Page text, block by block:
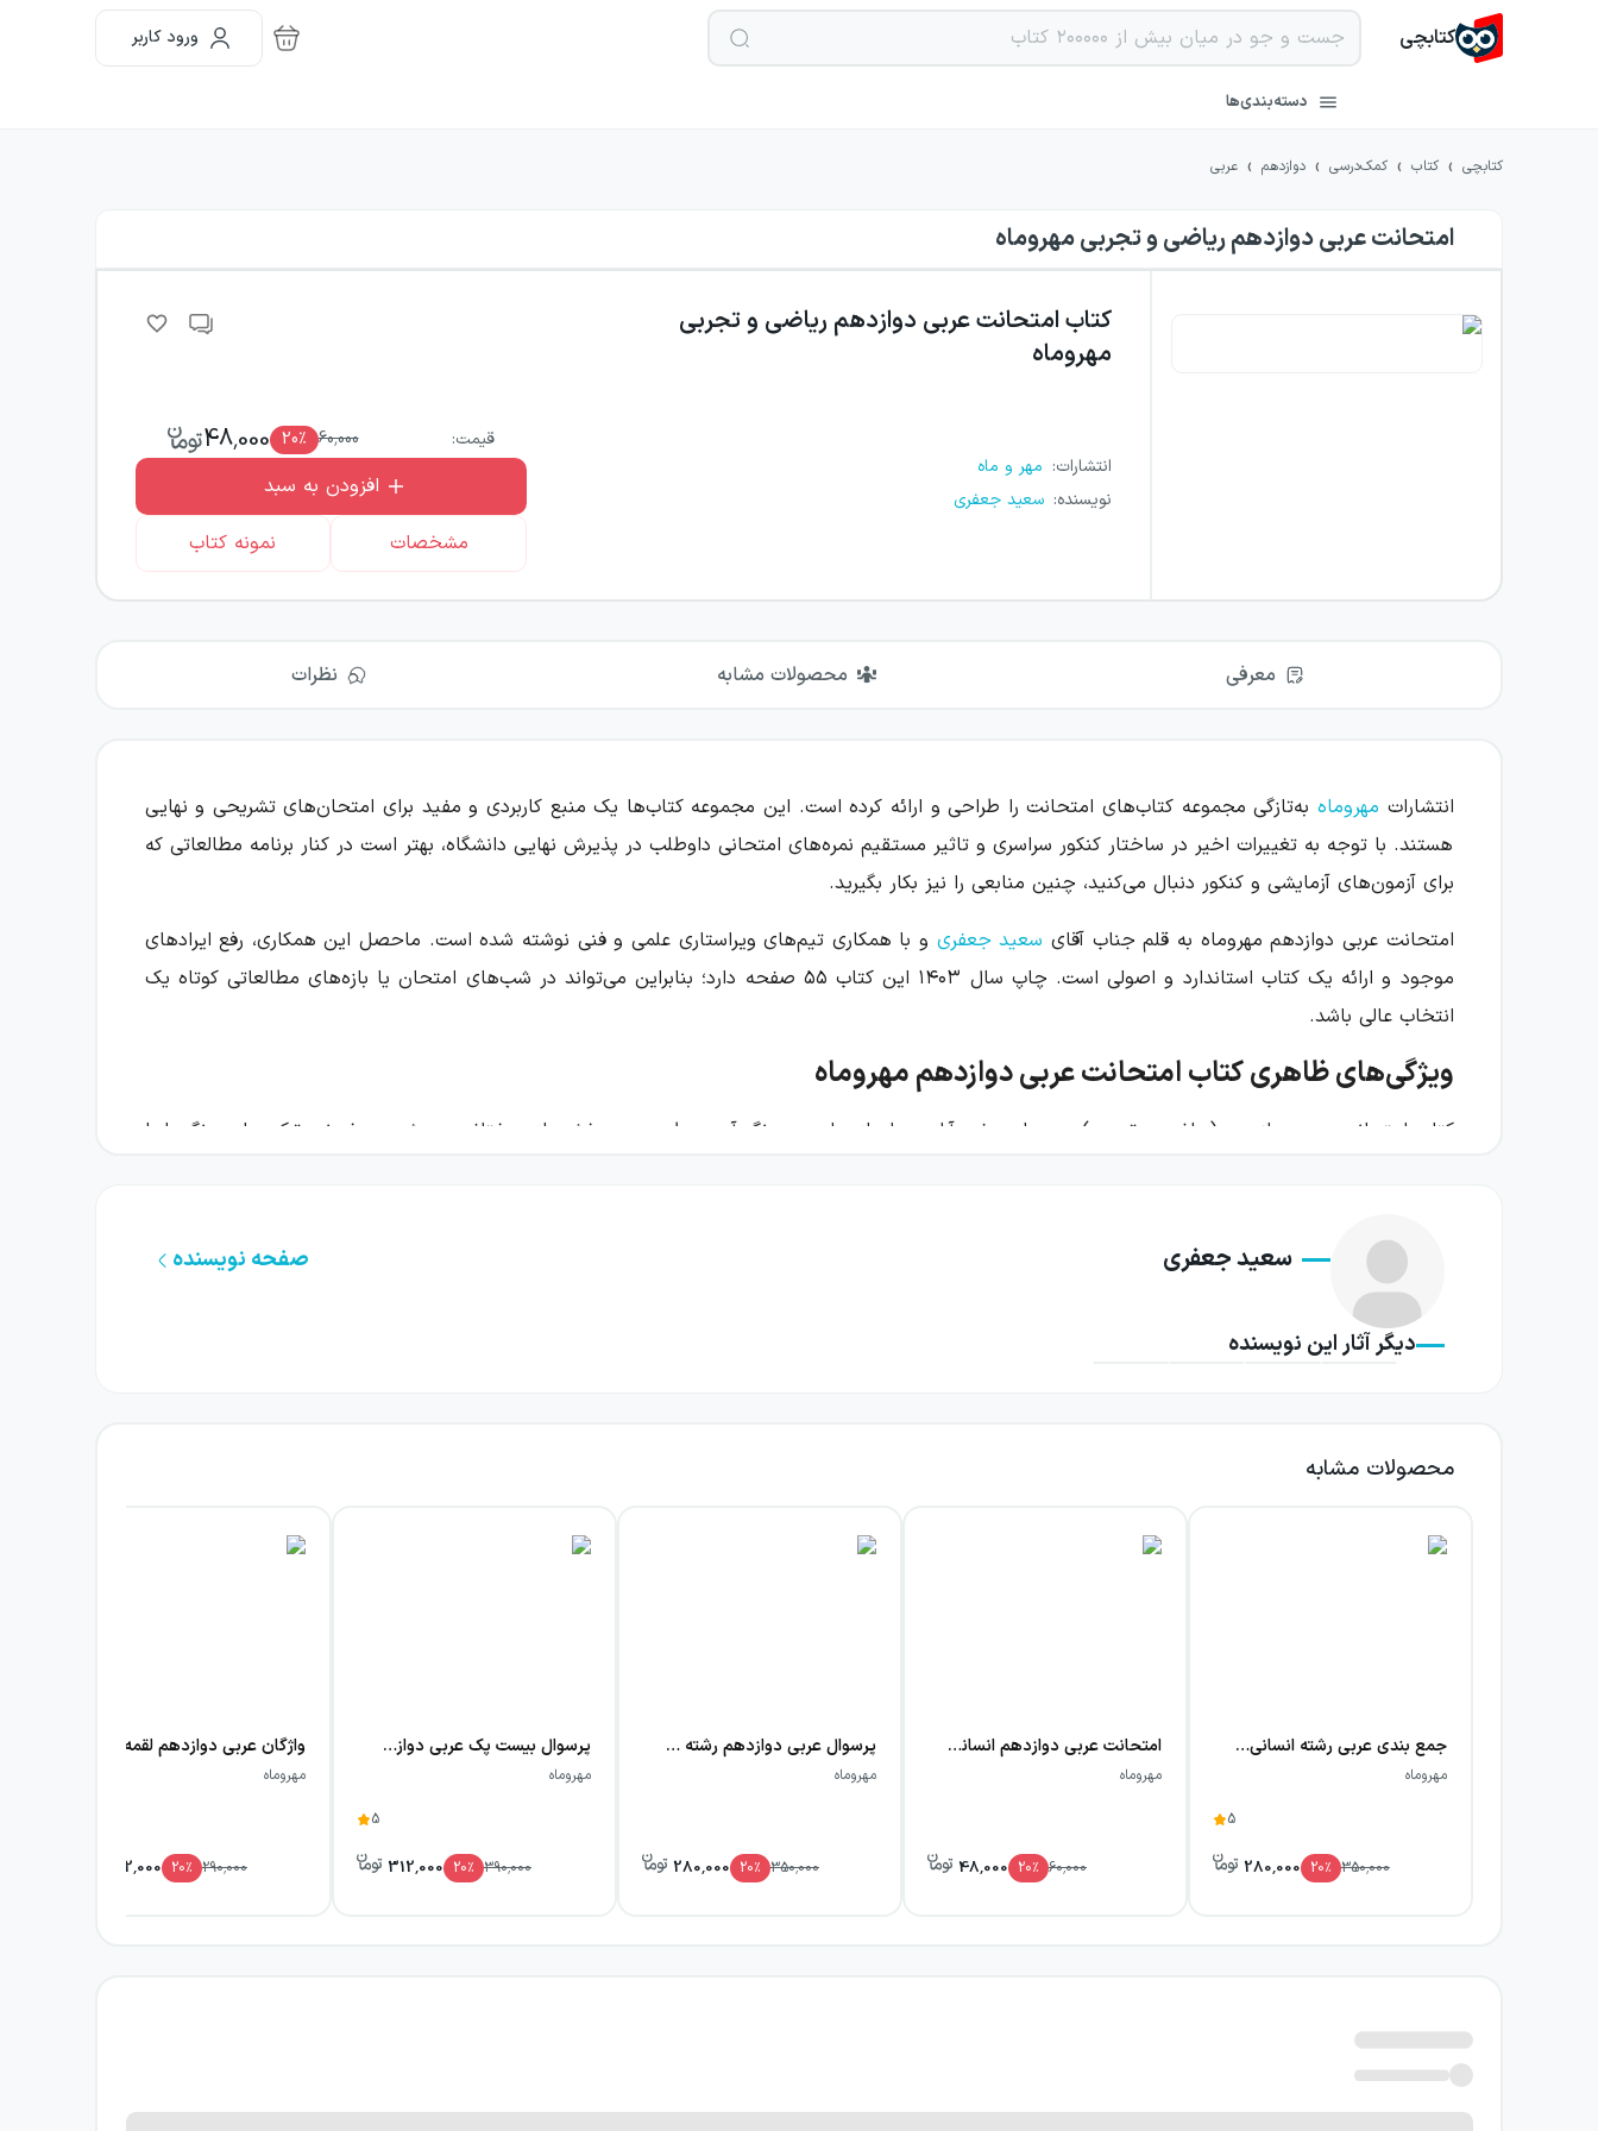
کتابچی ورود کاربر
دسته‌بندی‌ها
کتابچی › کتاب › کمک‌درسی › دوازدهم › عربی
امتحانت عربی دوازدهم ریاضی و تجربی مهروماه
کتاب امتحانت عربی دوازدهم ریاضی و تجربی
مهروماه
انتشارات: مهر و ماه
نویسنده: سعید جعفری
قیمت: 60,000
20٪ 48,000
افزودن به سبد
مشخصات
نمونه کتاب
معرفی محصولات مشابه نظرات
انتشارات مهروماه به‌تازگی مجموعه کتاب‌های امتحانت را طراحی و ارائه کرده است. این مجموعه کتاب‌ها یک منبع کاربردی و مفید برای امتحان‌های تشریحی و نهایی
هستند. با توجه به تغییرات اخیر در ساختار کنکور سراسری و تاثیر مستقیم نمره‌های امتحانی داوطلب در پذیرش نهایی دانشگاه، بهتر است در کنار برنامه مطالعاتی که
برای آزمون‌های آزمایشی و کنکور دنبال می‌کنید، چنین منابعی را نیز بکار بگیرید.
امتحانت عربی دوازدهم مهروماه به قلم جناب آقای سعید جعفری و با همکاری تیم‌های ویراستاری علمی و فنی نوشته شده است. ماحصل این همکاری، رفع ایرادهای
موجود و ارائه یک کتاب استاندارد و اصولی است. چاپ سال ۱۴۰۳ این کتاب ۵۵ صفحه دارد؛ بنابراین می‌تواند در شب‌های امتحان یا بازه‌های مطالعاتی کوتاه یک
انتخاب عالی باشد.
ویژگی‌های ظاهری کتاب امتحانت عربی دوازدهم مهروماه
کتاب امتحانت عربی دوازدهم (ریاضی و تجربی) مهروماه صفحه‌آرایی ساده‌ای دارد. دو رنگ آبی و طوسی در بخش‌های مختلف به چشم می‌خورند. ترکیب این رنگ‌ها با
درسنامه‌های کتاب امتحانت عربی دوازدهم مهروماه
سوالی مختلف را بررسی کند تا خود را به چالش بکشید و با تسلط و مهارت بالاتری به پرسش‌های آزمون‌ها و امتحانات مختلف پاسخ دهید. باتوجه به رسالت اصلی
قابل مطالعه هستند. این درسنامه‌ها حتی برای خلاصه‌نویسی نیز مفید و کاربردی هستند و شما را از خرید منابع اضافی بی‌نیاز می‌سازند.
با وجود اینکه مطالب کلیدی و مهم در درسنامه‌های خلاصه‌محور کتاب امتحانت عربی دوازدهم مهروماه بررسی شده‌اند، اما این درسنامه‌ها برای دانش‌آموزانی کاربردی و
سعید جعفری صفحه نویسنده
دیگر آثار این نویسنده
محصولات مشابه
جمع بندی عربی رشته انسانی کنکور مهروماه
مهروماه
5
350,000
20٪ 280,000
امتحانت عربی دوازدهم انسانی مهروماه
مهروماه
60,000
20٪ 48,000
پرسوال عربی دوازدهم رشته هنر
مهروماه
350,000
20٪ 280,000
پرسوال بیست پک عربی دوازدهم انسانی مهروماه
مهروماه
5
390,000
20٪ 312,000
مهروماه
290,000
20٪ 232,000